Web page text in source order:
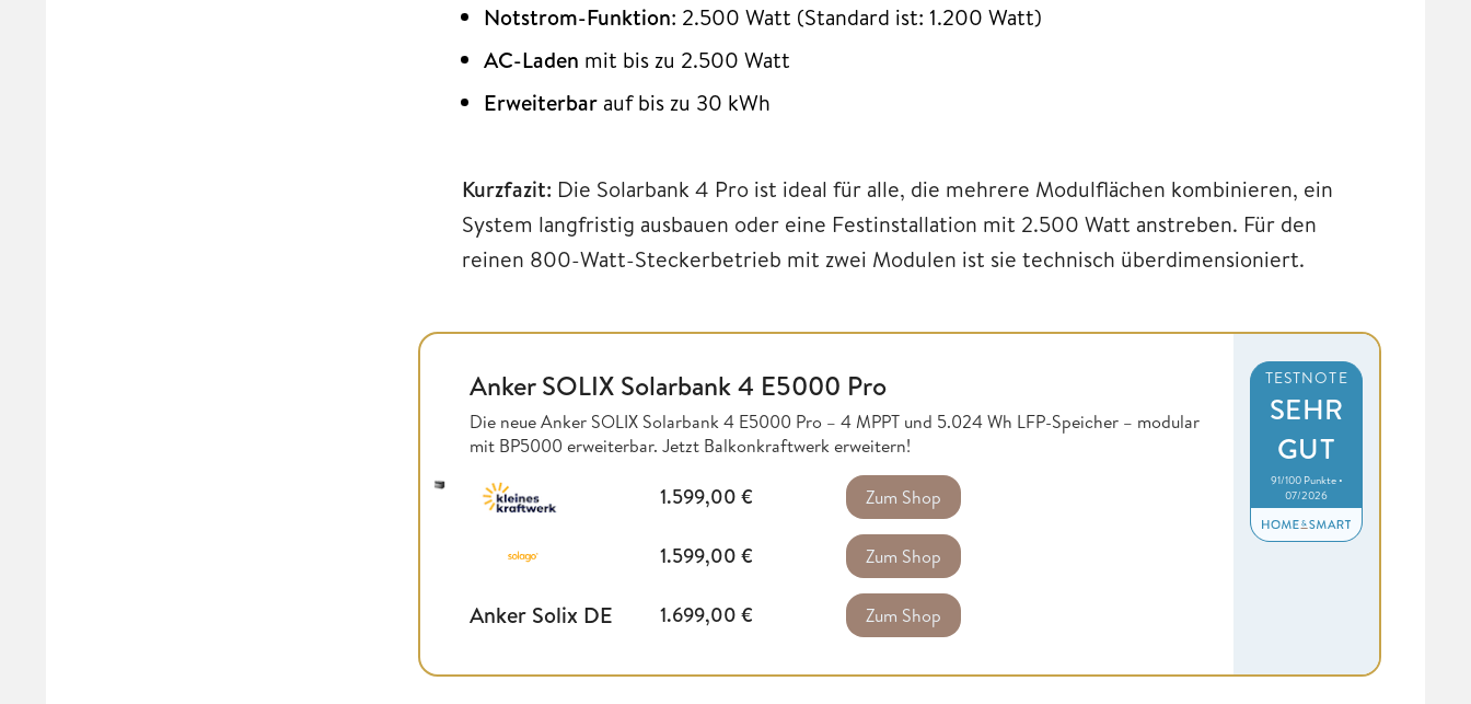
Notstrom-Funktion: 2.500 Watt (Standard ist: 1.200 Watt)
AC-Laden mit bis zu 2.500 Watt
Erweiterbar auf bis zu 30 kWh
Kurzfazit: Die Solarbank 4 Pro ist ideal für alle, die mehrere Modulflächen kombinieren, ein
System langfristig ausbauen oder eine Festinstallation mit 2.500 Watt anstreben. Für den
reinen 800-Watt-Steckerbetrieb mit zwei Modulen ist sie technisch überdimensioniert.
Anker SOLIX Solarbank 4 E5000 Pro
Die neue Anker SOLIX Solarbank 4 E5000 Pro – 4 MPPT und 5.024 Wh LFP-Speicher – modular
mit BP5000 erweiterbar. Jetzt Balkonkraftwerk erweitern!
1.599,00 € Zum Shop
1.599,00 € Zum Shop
Anker Solix DE 1.699,00 € Zum Shop
TESTNOTE
SEHR
GUT
91/100 Punkte •
07/2026